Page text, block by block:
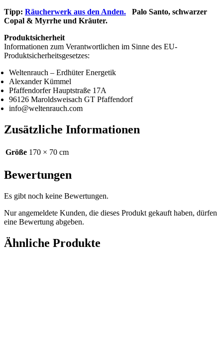
Tipp: Räucherwerk aus den Anden.
Palo Santo, schwarzer
Copal & Myrrhe und Kräuter.
Produktsicherheit
Informationen zum Verantwortlichen im Sinne des EU-
Produktsicherheitsgesetzes:
Weltenrauch – Erdhüter Energetik
Alexander Kümmel
Pfaffendorfer Hauptstraße 17A
96126 Maroldsweisach GT Pfaffendorf
info@weltenrauch.com
Zusätzliche Informationen
Größe 170 × 70 cm
Bewertungen
Es gibt noch keine Bewertungen.
Nur angemeldete Kunden, die dieses Produkt gekauft haben, dürfen
eine Bewertung abgeben.
Ähnliche Produkte